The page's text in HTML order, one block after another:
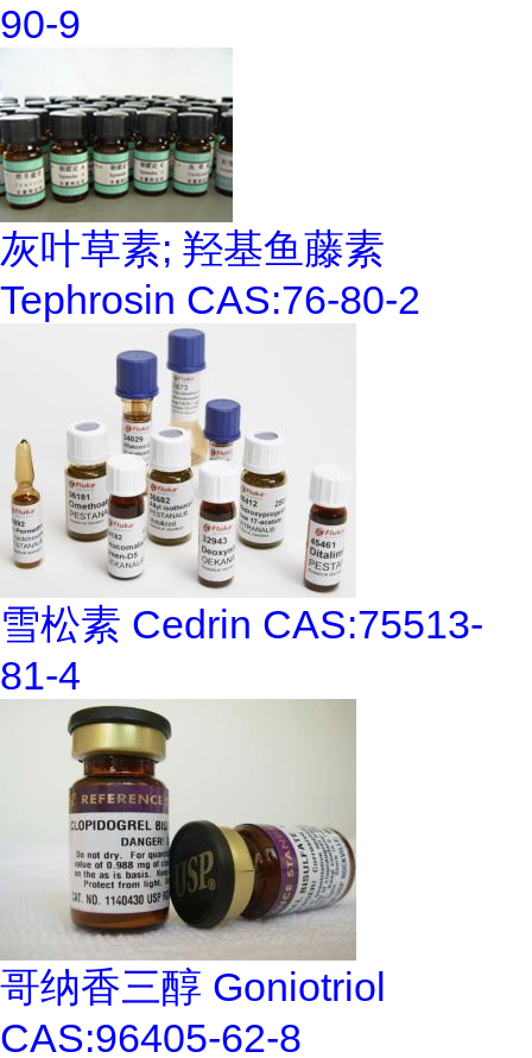
90-9
灰叶草素; 羟基鱼藤素
Tephrosin CAS:76-80-2
雪松素 Cedrin CAS:75513-
81-4
哥纳香三醇 Goniotriol
CAS:96405-62-8